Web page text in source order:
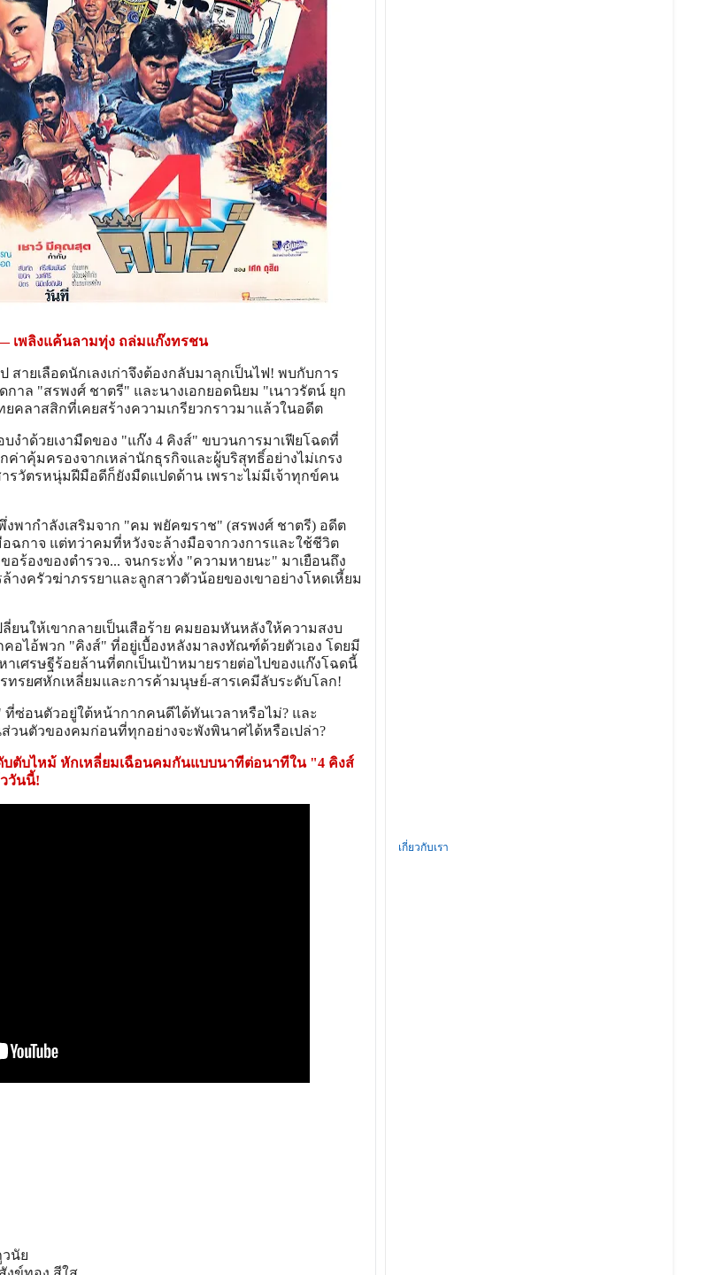
— เพลิงแค้นลามทุ่ง ถล่มแก๊งทรชน
ายเลือดนักเลงเก่าจึงต้องกลับมาลุกเป็นไฟ! พบกับการ
าล "สรพงศ์ ชาตรี" และนางเอกยอดนิยม "เนาวรัตน์ ยุก
ลาสสิกที่เคยสร้างความเกรียวกราวมาแล้วในอดีต
บงำด้วยเงามืดของ "แก๊ง 4 คิงส์" ขบวนการมาเฟียโฉดที่
าคุ้มครองจากเหล่านักธุรกิจและผู้บริสุทธิ์อย่างไม่เกรง
รวัตรหนุ่มฝีมือดีก็ยังมืดแปดด้าน เพราะไม่มีเจ้าทุกข์คน
พากำลังเสริมจาก "คม พยัคฆราช" (สรพงศ์ ชาตรี) อดีต
ฉกาจ แต่ทว่าคมที่หวังจะล้างมือจากวงการและใช้ชีวิต
ร้องของตำรวจ... จนกระทั่ง "ความหายนะ" มาเยือนถึง
างครัวฆ่าภรรยาและลูกสาวตัวน้อยของเขาอย่างโหดเหี้ยม
ยนให้เขากลายเป็นเสือร้าย คมยอมหันหลังให้ความสงบ
อไอ้พวก "คิงส์" ที่อยู่เบื้องหลังมาลงทัณฑ์ด้วยตัวเอง โดยมี
เศรษฐีร้อยล้านที่ตกเป็นเป้าหมายรายต่อไปของแก๊งโฉดนี้
ทรยศหักเหลี่ยมและการค้ามนุษย์-สารเคมีลับระดับโลก!
ซ่อนตัวอยู่ใต้หน้ากากคนดีได้ทันเวลาหรือไม่? และ
วนตัวของคมก่อนที่ทุกอย่างจะพังพินาศได้หรือเปล่า?
ตับไหม้ หักเหลี่ยมเฉือนคมกันแบบนาทีต่อนาทีใน "4 คิงส์
วันนี้!
นัย
เกี่ยวกับเรา